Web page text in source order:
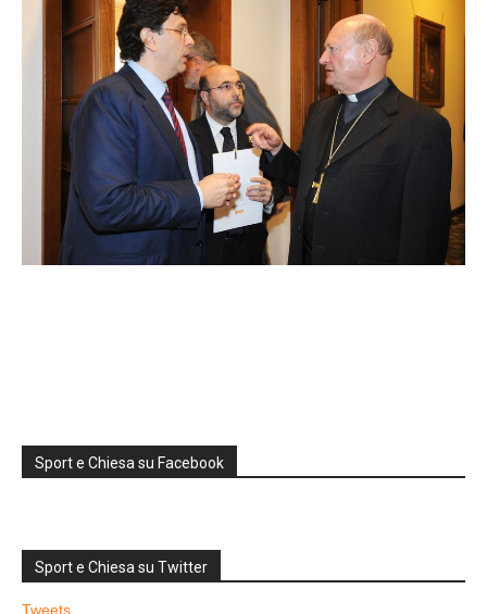
Sport e Chiesa su Facebook
Sport e Chiesa su Twitter
Tweets